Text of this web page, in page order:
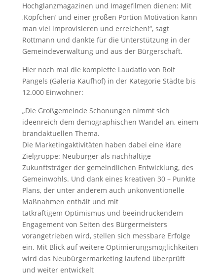
Hochglanzmagazinen und Imagefilmen dienen: Mit
‚Köpfchen’ und einer großen Portion Motivation kann
man viel improvisieren und erreichen!“, sagt
Rottmann und dankte für die Unterstützung in der
Gemeindeverwaltung und aus der Bürgerschaft.
Hier noch mal die komplette Laudatio von Rolf
Pangels (Galeria Kaufhof) in der Kategorie Städte bis
12.000 Einwohner:
„Die Großgemeinde Schonungen nimmt sich
ideenreich dem demographischen Wandel an, einem
brandaktuellen Thema.
Die Marketingaktivitäten haben dabei eine klare
Zielgruppe: Neubürger als nachhaltige
Zukunftsträger der gemeindlichen Entwicklung, des
Gemeinwohls. Und dank eines kreativen 30 – Punkte
Plans, der unter anderem auch unkonventionelle
Maßnahmen enthält und mit
tatkräftigem Optimismus und beeindruckendem
Engagement von Seiten des Bürgermeisters
vorangetrieben wird, stellen sich messbare Erfolge
ein. Mit Blick auf weitere Optimierungsmöglichkeiten
wird das Neubürgermarketing laufend überprüft
und weiter entwickelt